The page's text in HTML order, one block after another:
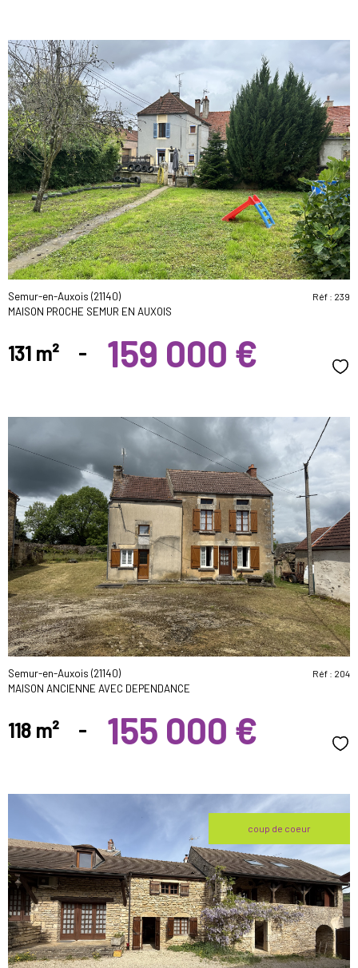
voir le
bien
Semur-en-Auxois (21140)
MAISON PROCHE SEMUR EN AUXOIS
Réf : 239
131 m² - 159 000 €
voir le
bien
Semur-en-Auxois (21140)
MAISON ANCIENNE AVEC DEPENDANCE
Réf : 204
118 m² - 155 000 €
coup de coeur
voir le
bien